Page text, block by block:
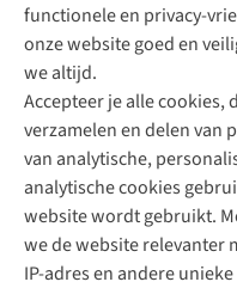
functionele en privacy-
onze website goed en
we altijd.
Accepteer je alle cookies,
verzamelen en delen van
van analytische,
analytische cookies
website wordt gebruikt.
we de website relevanter
IP-adres en andere
Direct advies van een
+31 (0)85 888 50 88
+31 6 12 28 49 80
Contactformulier